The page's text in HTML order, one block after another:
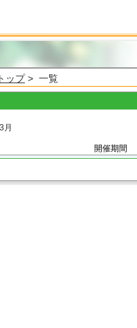
ップ> 一覧
月
開催期間